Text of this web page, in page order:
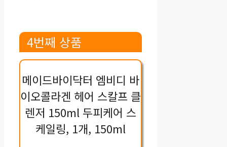
4번째 상품
메이드바이닥터 엠비디 바
이오콜라겐 헤어 스칼프 클
렌저 150ml 두피케어 스
케일링, 1개, 150ml